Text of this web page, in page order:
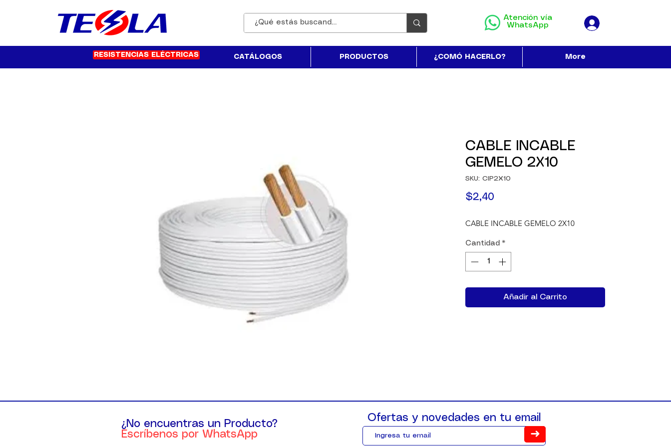
Atención vía
WhatsApp
RESISTENCIAS ELÉCTRICAS CATÁLOGOS PRODUCTOS ¿COMÓ HACERLO? More
CABLE INCABLE
GEMELO 2X10
SKU: CIP2X10
$2,40
CABLE INCABLE GEMELO 2X10
Cantidad *
Añadir al Carrito
¿No encuentras un Producto?
Escríbenos por WhatsApp
Ofertas y novedades en tu email
➜